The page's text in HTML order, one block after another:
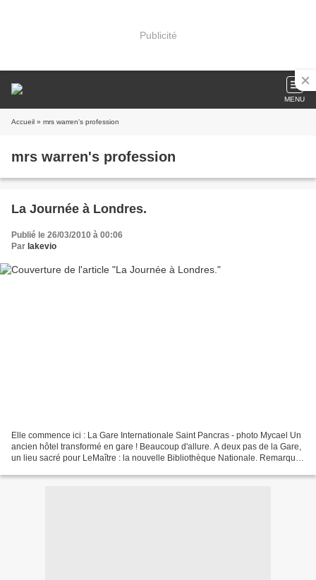
Publicité
MENU
Accueil » mrs warren's profession
mrs warren's profession
La Journée à Londres.
Publié le 26/03/2010 à 00:06
Par lakevio
Elle commence ici : La Gare Internationale Saint Pancras - photo Mycael Un
ancien hôtel transformé en gare ! Beaucoup d'allure. A deux pas de la Gare,
un lieu sacré pour LeMaître : la nouvelle Bibliothèque Nationale. Remarquez